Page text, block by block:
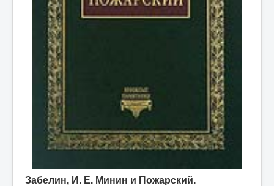
Забелин, И. Е. Минин и Пожарский.